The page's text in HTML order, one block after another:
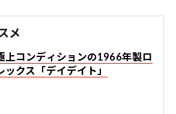
メ
上コンディションの1966年製ロ
ックス「デイデイト」